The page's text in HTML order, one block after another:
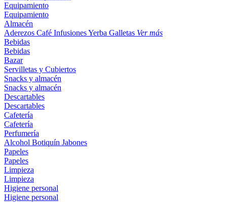
Equipamiento
Equipamiento
Almacén
Aderezos Café InfusionesYerba Galletas Ver más
Bebidas
Bebidas
Bazar
Servilletas y Cubiertos
Snacks y almacén
Snacks y almacén
Descartables
Descartables
Cafetería
Cafetería
Perfumería
Alcohol Botiquín Jabones
Papeles
Papeles
Limpieza
Limpieza
Higiene personal
Higiene personal